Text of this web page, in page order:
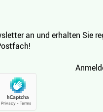
an und erhalten Sie